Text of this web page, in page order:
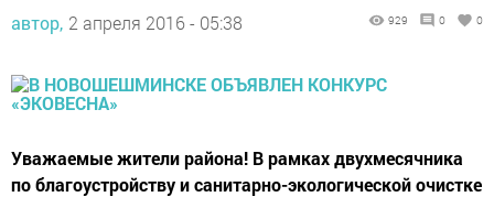
автор, 2 апреля 2016 - 05:38 929 0 0
Уважаемые жители района! В рамках двухмесячника
по благоустройству и санитарно-экологической очистке